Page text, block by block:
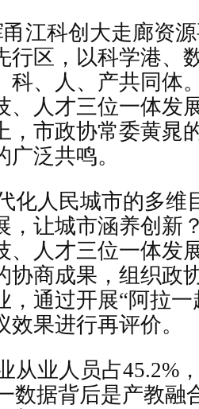
甬江科创大走廊资
行区，以科学港、
科、人、产共同体
、人才三位一体发
，市政协常委黄晁
泛共鸣。
化人民城市的多维
，让城市涵养创新
、人才三位一体发
协商成果，组织政
，通过开展“阿拉
效果进行再评价。
从业人员占45.2%
数据背后是产教